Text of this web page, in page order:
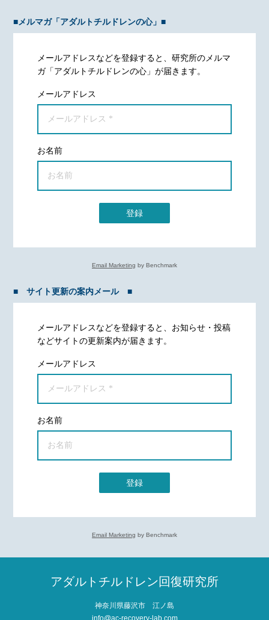
■メルマガ「アダルトチルドレンの心」■
メールアドレスなどを登録すると、研究所のメルマ
ガ「アダルトチルドレンの心」が届きます。
メールアドレス
お名前
登録
Email Marketing by Benchmark
■ サイト更新の案内メール ■
メールアドレスなどを登録すると、お知らせ・投稿
などサイトの更新案内が届きます。
メールアドレス
お名前
登録
Email Marketing by Benchmark
アダルトチルドレン回復研究所
神奈川県藤沢市 江ノ島
info@ac-recovery-lab.com